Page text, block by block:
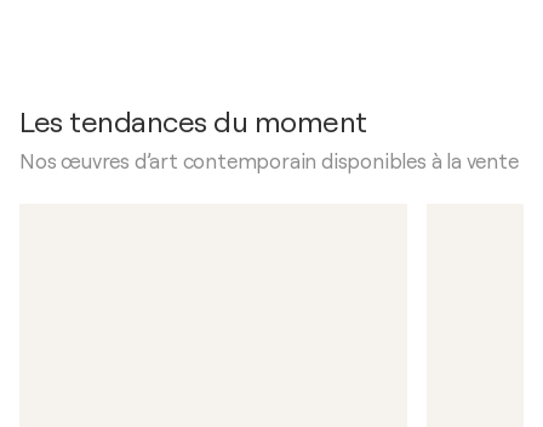
Les tendances du moment
Nos œuvres d’art contemporain disponibles à la vente